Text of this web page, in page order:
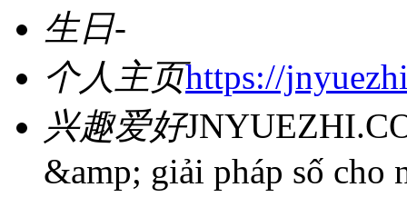
生日-
个人主页https://
兴趣爱好
&amp; giải pháp số cho